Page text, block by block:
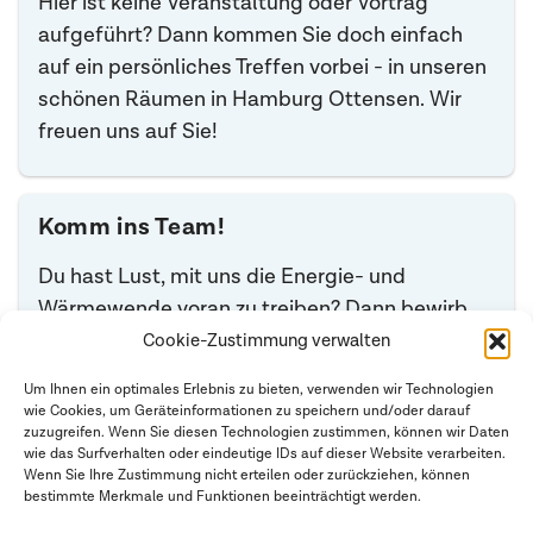
Cookie-Zustimmung verwalten
Um Ihnen ein optimales Erlebnis zu bieten, verwenden wir Technologien
wie Cookies, um Geräteinformationen zu speichern und/oder darauf
zuzugreifen. Wenn Sie diesen Technologien zustimmen, können wir Daten
wie das Surfverhalten oder eindeutige IDs auf dieser Website verarbeiten.
Wenn Sie Ihre Zustimmung nicht erteilen oder zurückziehen, können
bestimmte Merkmale und Funktionen beeinträchtigt werden.
ihre Reduktionsziele, -maßnahmen und -initiativen
berichten, um ihre Anstrengungen zur Verringerung
des CCF transparent zu machen. Dies kann
beispielsweise die Einführung energieeffizienter
Technologien, den Einsatz erneuerbarer Energien,
Emissionsreduzierung umfassen.
Elektronikindustrie zur Produktion von LCD-
Bildschirmen und Solarzellen verwendet.
Schwefelhexafluorid (SF6): SF6wird vor allem in
der elektrischen Industrie eingesetzt,
aufgeführt? Dann kommen Sie doch einfach
auf ein persönliches Treffen vorbei - in unseren
schönen Räumen in Hamburg Ottensen. Wir
freuen uns auf Sie!
Komm ins Team!
Du hast Lust, mit uns die Energie- und
Wärmewende voran zu treiben? Dann bewirb
Dich bei uns. Es erwarten Dich ein motiviertes
Bitte schicke Deine Bewerbung an:
Email:bewerbungen@averdung.de